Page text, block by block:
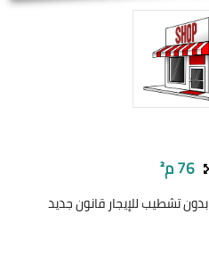
76 م²
بدون تشطيب للإيجار قانون جديد